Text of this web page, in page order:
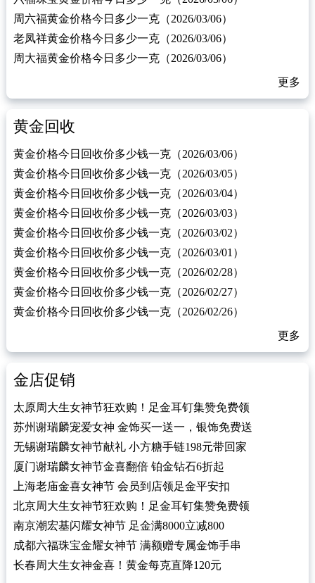
周六福黄金价格今日多少一克（2026/03/06）
老凤祥黄金价格今日多少一克（2026/03/06）
周大福黄金价格今日多少一克（2026/03/06）
更多
黄金回收
黄金价格今日回收价多少钱一克（2026/03/06）
黄金价格今日回收价多少钱一克（2026/03/05）
黄金价格今日回收价多少钱一克（2026/03/04）
黄金价格今日回收价多少钱一克（2026/03/03）
黄金价格今日回收价多少钱一克（2026/03/02）
黄金价格今日回收价多少钱一克（2026/03/01）
黄金价格今日回收价多少钱一克（2026/02/28）
黄金价格今日回收价多少钱一克（2026/02/27）
黄金价格今日回收价多少钱一克（2026/02/26）
更多
金店促销
太原周大生女神节狂欢购！足金耳钉集赞免费领
苏州谢瑞麟宠爱女神 金饰买一送一，银饰免费送
无锡谢瑞麟女神节献礼 小方糖手链198元带回家
厦门谢瑞麟女神节金喜翻倍 铂金钻石6折起
上海老庙金喜女神节 会员到店领足金平安扣
北京周大生女神节狂欢购！足金耳钉集赞免费领
南京潮宏基闪耀女神节 足金满8000立减800
成都六福珠宝金耀女神节 满额赠专属金饰手串
长春周大生女神金喜！黄金每克直降120元